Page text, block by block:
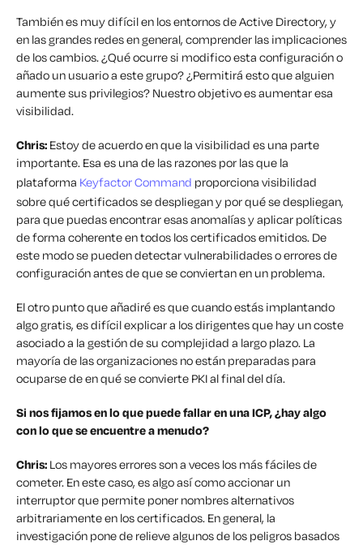
También es muy difícil en los entornos de Active Directory, y
en las grandes redes en general, comprender las implicaciones
de los cambios. ¿Qué ocurre si modifico esta configuración o
añado un usuario a este grupo? ¿Permitirá esto que alguien
aumente sus privilegios? Nuestro objetivo es aumentar esa
visibilidad.
Chris: Estoy de acuerdo en que la visibilidad es una parte
importante. Esa es una de las razones por las que la
plataforma Keyfactor Command proporciona visibilidad
sobre qué certificados se despliegan y por qué se despliegan,
para que puedas encontrar esas anomalías y aplicar políticas
de forma coherente en todos los certificados emitidos. De
este modo se pueden detectar vulnerabilidades o errores de
configuración antes de que se conviertan en un problema.
El otro punto que añadiré es que cuando estás implantando
algo gratis, es difícil explicar a los dirigentes que hay un coste
asociado a la gestión de su complejidad a largo plazo. La
mayoría de las organizaciones no están preparadas para
ocuparse de en qué se convierte PKI al final del día.
Si nos fijamos en lo que puede fallar en una ICP, ¿hay algo
con lo que se encuentre a menudo?
Chris: Los mayores errores son a veces los más fáciles de
cometer. En este caso, es algo así como accionar un
interruptor que permite poner nombres alternativos
arbitrariamente en los certificados. En general, la
investigación pone de relieve algunos de los peligros basados